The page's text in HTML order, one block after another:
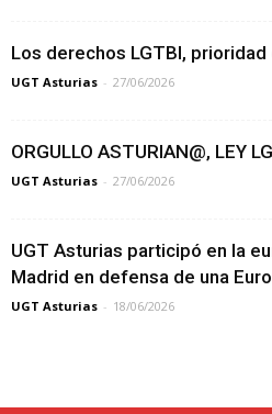
Los derechos LGTBI,
UGT Asturias - 27/06/2026
ORGULLO ASTURIAN@, LEY
UGT Asturias - 27/06/2026
UGT Asturias participó en la
Madrid en defensa de una
UGT Asturias - 18/06/2026